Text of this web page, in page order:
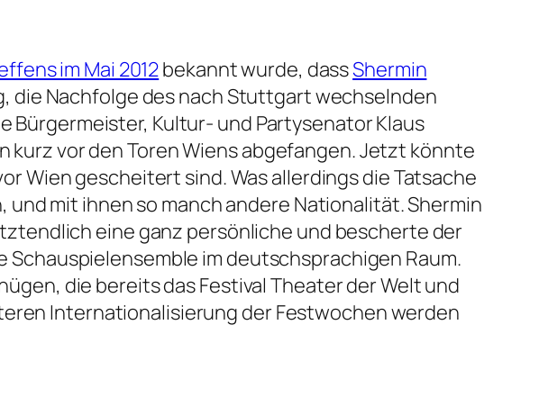
im Mai 2012bekannt wurde, dassShermin
die Nachfolge des nach Stuttgart wechselnden
Kultur- und Partysenator Klaus
vor den Toren Wiens abgefangen. Jetzt könnte
Wien gescheitert sind. Was allerdings die Tatsache
mit ihnen so manch andere Nationalität. Shermin
eine ganz persönliche und bescherte der
im deutschsprachigen Raum.
die bereits das FestivalTheater der Weltund
Internationalisierung der Festwochen werden